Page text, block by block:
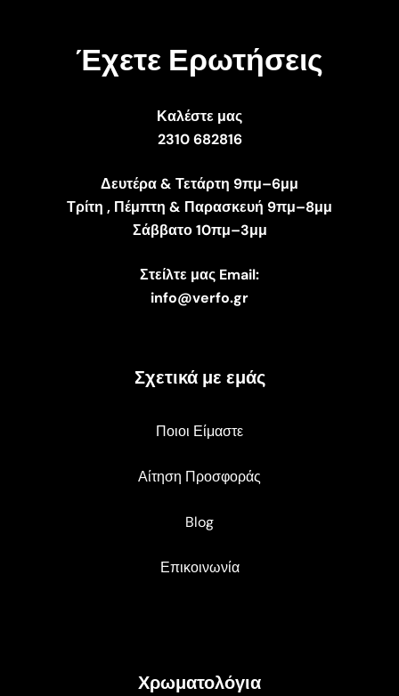
Έχετε Ερωτήσεις
Καλέστε μας
2310 682816
Δευτέρα & Τετάρτη 9πμ–6μμ
Τρίτη , Πέμπτη & Παρασκευή 9πμ–8μμ
Σάββατο 10πμ–3μμ
Στείλτε μας Email:
info@verfo.gr
Σχετικά με εμάς
Ποιοι Είμαστε
Αίτηση Προσφοράς
Blog
Επικοινωνία
Χρωματολόγια